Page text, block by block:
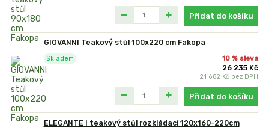
Přidat do košíku
GIOVANNI Teakový stůl 100x220 cm Fakopa
10 % sleva
26 235 Kč
21 682 Kč bez DPH
Skladem
Přidat do košíku
ELEGANTE I teakový stůl rozkládací 120x160-220cm